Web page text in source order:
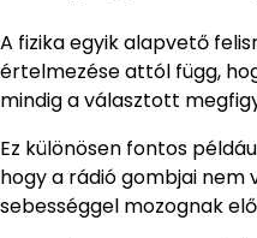
A fizika egyik alapvető
értelmezése attól függ,
mindig a választott
Ez különösen fontos
hogy a rádió gombjai nem
sebességgel mozognak